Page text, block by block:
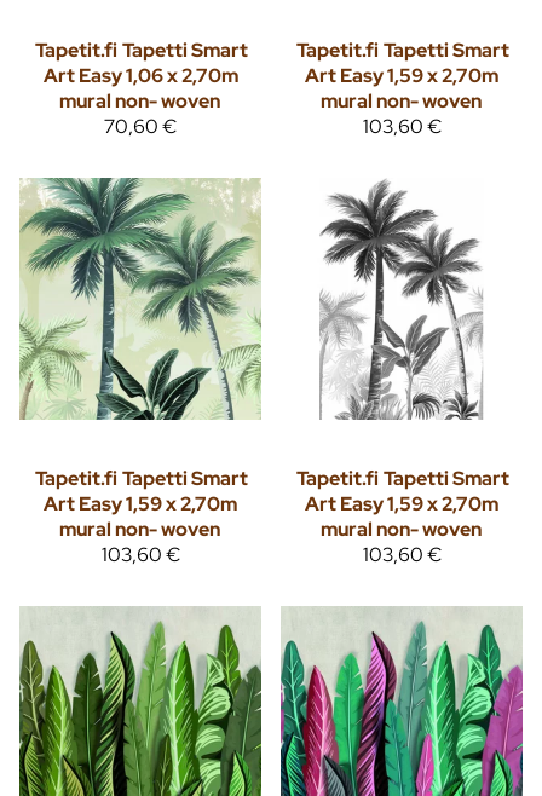
Tapetit.fiTapetti Smart
Art Easy 1,06 x 2,70m
mural non- woven
70,60 €
Tapetit.fiTapetti Smart
Art Easy 1,59 x 2,70m
mural non- woven
103,60 €
Tapetit.fiTapetti Smart
Art Easy 1,59 x 2,70m
mural non- woven
103,60 €
Tapetit.fiTapetti Smart
Art Easy 1,59 x 2,70m
mural non- woven
103,60 €